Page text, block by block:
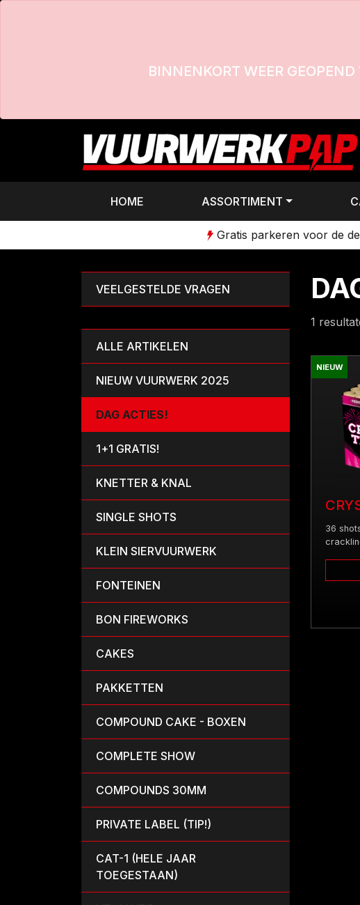
BINNENKORT WEER
HOME ASSORTIMENT
Gratis parkeren voor de
VEELGESTELDE VRAGEN
ALLE ARTIKELEN
NIEUW VUURWERK 2025
DAG ACTIES!
1+1 GRATIS!
KNETTER & KNAL
SINGLE SHOTS
KLEIN SIERVUURWERK
FONTEINEN
BON FIREWORKS
CAKES
PAKKETTEN
COMPOUND CAKE - BOXEN
COMPLETE SHOW
COMPOUNDS 30MM
PRIVATE LABEL (TIP!)
CAT-1 (HELE JAAR
TOEGESTAAN)
1
NIEUW
36